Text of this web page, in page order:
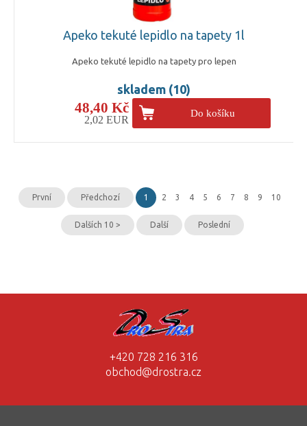
Apeko tekuté lepidlo na tapety 1l
Apeko tekuté lepidlo na tapety pro lepen
skladem (10)
48,40 Kč
2,02 EUR
Do košíku
První Předchozí 1 2 3 4 5 6 7 8 9 10
Dalších 10 > Další Poslední
+420 728 216 316
obchod@drostra.cz